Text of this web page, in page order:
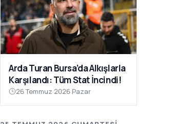
Arda Turan Bursa’da Alkışlarla
Karşılandı: Tüm Stat İncindi!
26 Temmuz 2026 Pazar